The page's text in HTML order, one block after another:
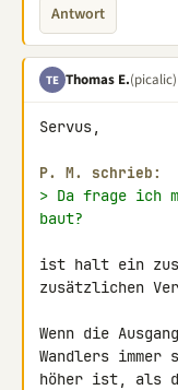
Antwort
TE Thomas E.(picalic)
Servus,
P. M. schrieb:
> Da frage ich
baut?
ist halt ein
zusätzlichen
Wenn die
Wandlers
höher ist, als